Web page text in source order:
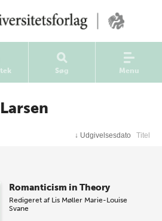
Søg Menu
↓ Udgivelsesdato Titel
Romanticism in Theory
Redigeret af Lis Møller Marie-Louise
Svane